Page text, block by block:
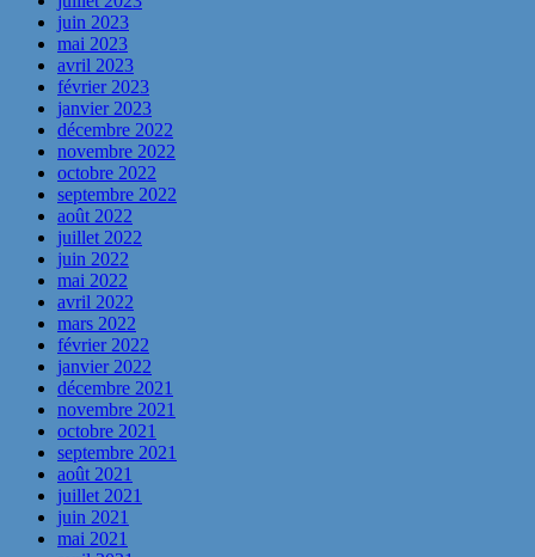
juin 2023
mai 2023
avril 2023
février 2023
janvier 2023
décembre 2022
novembre 2022
octobre 2022
septembre 2022
août 2022
juillet 2022
juin 2022
mai 2022
avril 2022
mars 2022
février 2022
janvier 2022
décembre 2021
novembre 2021
octobre 2021
septembre 2021
août 2021
juillet 2021
juin 2021
mai 2021